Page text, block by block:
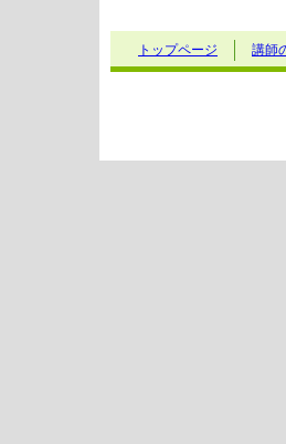
トップページ 講師